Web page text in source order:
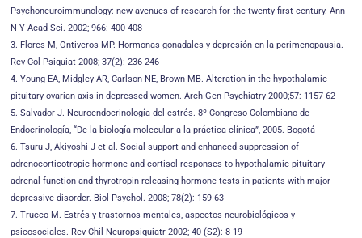
Psychoneuroimmunology: new avenues of research for the twenty-first century. Ann
N Y Acad Sci. 2002; 966: 400-408
3. Flores M, Ontiveros MP. Hormonas gonadales y depresión en la perimenopausia.
Rev Col Psiquiat 2008; 37(2): 236-246
4. Young EA, Midgley AR, Carlson NE, Brown MB. Alteration in the hypothalamic-
pituitary-ovarian axis in depressed women. Arch Gen Psychiatry 2000;57: 1157-62
5. Salvador J. Neuroendocrinología del estrés. 8º Congreso Colombiano de
Endocrinología, “De la biología molecular a la práctica clínica”, 2005. Bogotá
6. Tsuru J, Akiyoshi J et al. Social support and enhanced suppression of
adrenocorticotropic hormone and cortisol responses to hypothalamic-pituitary-
adrenal function and thyrotropin-releasing hormone tests in patients with major
depressive disorder. Biol Psychol. 2008; 78(2): 159-63
7. Trucco M. Estrés y trastornos mentales, aspectos neurobiológicos y
psicosociales. Rev Chil Neuropsiquiatr 2002; 40 (S2): 8-19